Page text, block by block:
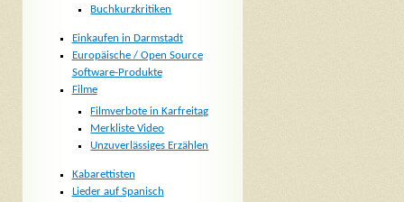
Buchkurzkritiken
Einkaufen in Darmstadt
Europäische / Open Source
Software-Produkte
Filme
Filmverbote in Karfreitag
Merkliste Video
Unzuverlässiges Erzählen
Kabarettisten
Lieder auf Spanisch